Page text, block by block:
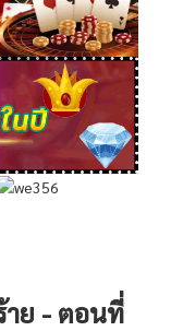
าย - ตอนที่